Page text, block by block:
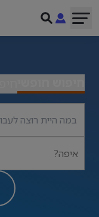
איפה?